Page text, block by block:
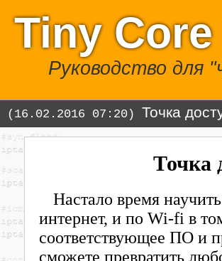
Tiny
Руководство для
(16.02.2016 07:20) Точка
Точка
Настало время
интернет, и по Wi-fi в
соответствующее ПО и
сможете превратить